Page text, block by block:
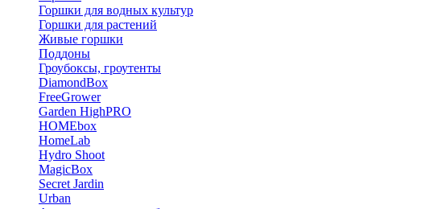
Горшки для водных культур
Горшки для растений
Живые горшки
Поддоны
Гроубоксы, гроутенты
DiamondBox
FreeGrower
Garden HighPRO
HOMEbox
HomeLab
Hydro Shoot
MagicBox
Secret Jardin
Urban